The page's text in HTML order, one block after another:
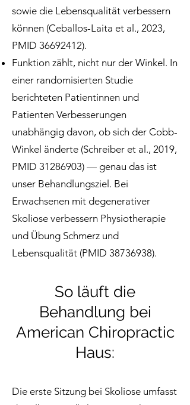
sowie die Lebensqualität verbessern
können (Ceballos-Laita et al., 2023,
PMID 36692412).
Funktion zählt, nicht nur der Winkel. In
einer randomisierten Studie
berichteten Patientinnen und
Patienten Verbesserungen
unabhängig davon, ob sich der Cobb-
Winkel änderte (Schreiber et al., 2019,
PMID 31286903) — genau das ist
unser Behandlungsziel. Bei
Erwachsenen mit degenerativer
Skoliose verbessern Physiotherapie
und Übung Schmerz und
Lebensqualität (PMID 38736938).
So läuft die
Behandlung bei
American Chiropractic
Haus:
Die erste Sitzung bei Skoliose umfasst